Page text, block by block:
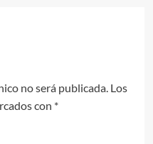
no será publicada. Los
con *